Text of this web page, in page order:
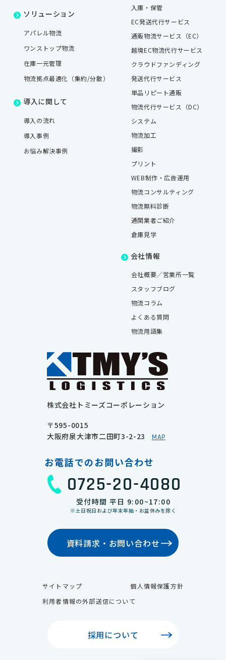
株式会社トミーズコーポレーション
〒595-0015
大阪府泉大津市二田町3-2-23
MAP
お電話でのお問い合わせ
0725-20-4080
受付時間 平日 9:00~17:00
※土日祝日および年末年始・お盆休みを除く
資料請求・お問い合わせ
サイトマップ
個人情報保護方針
利用者情報の外部送信について
採用について
ソリューション
アパレル物流
ワンストップ物流
在庫一元管理
物流拠点最適化（集約/分散）
導入に関して
導入の流れ
導入事例
お悩み解決事例
入庫・保管
EC発送代行サービス
通販物流サービス（EC）
越境EC物流代行サービス
クラウドファンディング
発送代行サービス
単品リピート通販
物流代行サービス（DC）
システム
物流加工
撮影
プリント
WEB制作・広告運用
物流コンサルティング
物流無料診断
通関業者ご紹介
倉庫見学
会社情報
会社概要／営業所一覧
スタッフブログ
物流コラム
よくある質問
物流用語集